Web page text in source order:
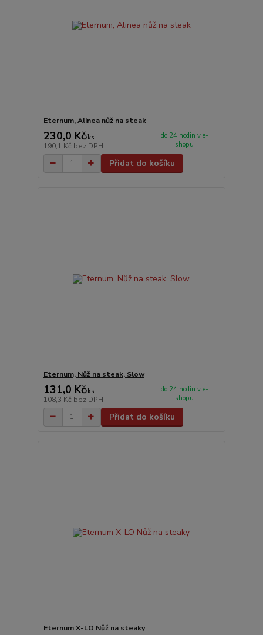
Eternum, Alinea nůž na steak
230,0 Kč/ks
190,1 Kč bez DPH
do 24 hodin v e-
shopu
Přidat do košíku
Eternum, Nůž na steak, Slow
131,0 Kč/ks
108,3 Kč bez DPH
do 24 hodin v e-
shopu
Přidat do košíku
Eternum X-LO Nůž na steaky